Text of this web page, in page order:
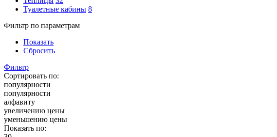
Туалетные кабины 8
Фильтр по параметрам
Показать
Сбросить
Фильтр
Сортировать по:
популярности
популярности
алфавиту
увеличению цены
уменьшению цены
Показать по: